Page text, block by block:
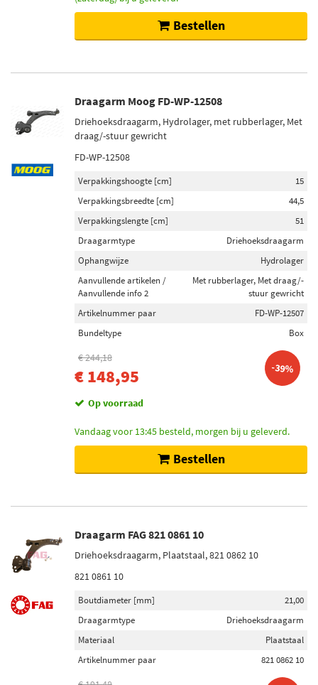
Bestellen
Draagarm Moog FD-WP-12508
Driehoeksdraagarm, Hydrolager, met rubberlager, Met
draag/-stuur gewricht
FD-WP-12508
Verpakkingshoogte [cm]
15
Verpakkingsbreedte [cm]
44,5
Verpakkingslengte [cm]
51
Draagarmtype
Driehoeksdraagarm
Ophangwijze
Hydrolager
Aanvullende artikelen /
Aanvullende info 2
Met rubberlager, Met draag/-
stuur gewricht
Artikelnummer paar
FD-WP-12507
Bundeltype
Box
€ 244,18
€ 148,95 -39%
Op voorraad
Vandaag voor 13:45 besteld, morgen bij u geleverd.
Bestellen
Draagarm FAG 821 0861 10
Driehoeksdraagarm, Plaatstaal, 821 0862 10
821 0861 10
Boutdiameter [mm]
21,00
Draagarmtype
Driehoeksdraagarm
Materiaal
Plaatstaal
Artikelnummer paar
821 0862 10